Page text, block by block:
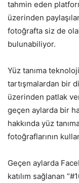
tahmin eden
üzerinden
fotoğrafta siz de
bulunabiliyor.
Yüz tanıma
tartışmalardan bir
üzerinden patlak
geçen aylarda bir
hakkında yüz
fotoğraflarının
Geçen aylarda
katılım sağlanan